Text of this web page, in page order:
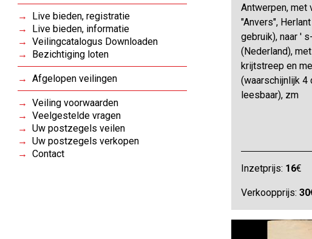
Live bieden, registratie
Live bieden, informatie
Veilingcatalogus Downloaden
Bezichtiging loten
Afgelopen veilingen
Veiling voorwaarden
Veelgestelde vragen
Uw postzegels veilen
Uw postzegels verkopen
Contact
Antwerpen,
"Anvers",
gebruik), naar '
(Nederland),
krijtstreep en
(waarschijnlijk
leesbaar), zm
Inzetprijs: 16€
Verkoopprijs:30